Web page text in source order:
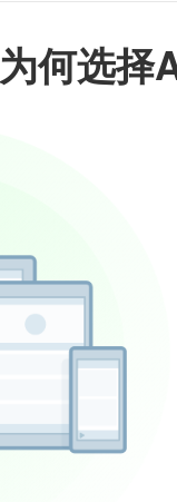
为何选择